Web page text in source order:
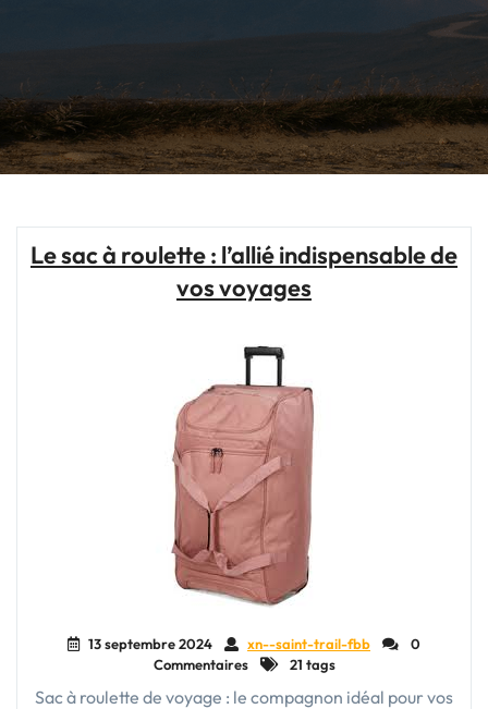
Le sac à roulette : l’allié indispensable de
vos voyages
13 septembre 2024 xn--saint-trail-fbb
0
Commentaires
21 tags
Sac à roulette de voyage : le compagnon idéal pour vos